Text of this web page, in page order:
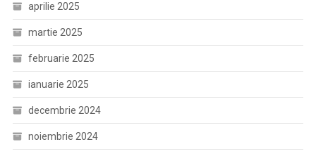
aprilie 2025
martie 2025
februarie 2025
ianuarie 2025
decembrie 2024
noiembrie 2024